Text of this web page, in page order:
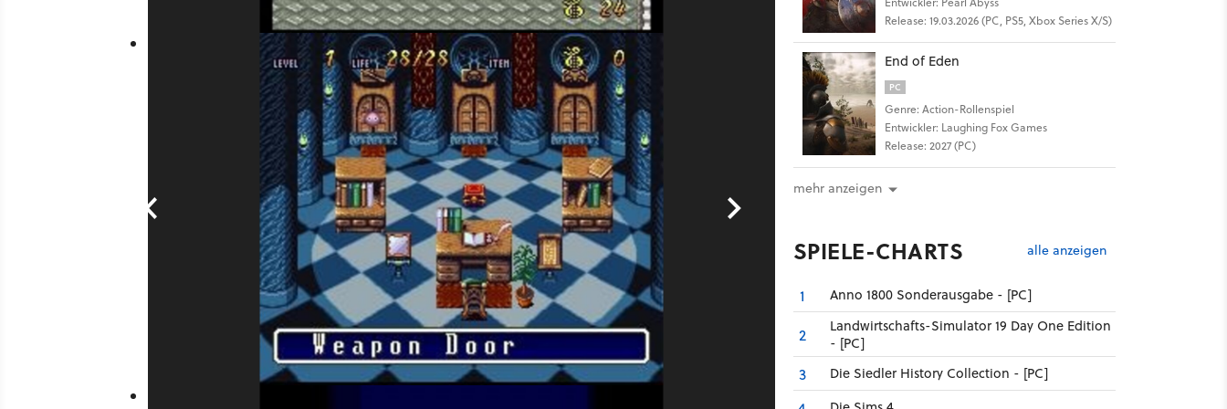
Release: 19.03.2026 (PC, PS5, Xbox Series X/S)
End of Eden
PC
Genre: Action-Rollenspiel
Entwickler: Laughing Fox Games
Release: 2027 (PC)
mehr anzeigen
SPIELE-CHARTS alle anzeigen
1 Anno 1800 Sonderausgabe - [PC]
2
Landwirtschafts-Simulator 19 Day One Edition
- [PC]
3 Die Siedler History Collection - [PC]